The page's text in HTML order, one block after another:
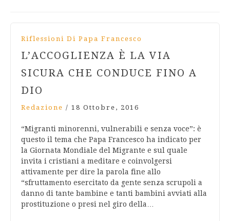
Riflessioni Di Papa Francesco
L’ACCOGLIENZA È LA VIA
SICURA CHE CONDUCE FINO A
DIO
Redazione / 18 Ottobre, 2016
“Migranti minorenni, vulnerabili e senza voce”: è
questo il tema che Papa Francesco ha indicato per
la Giornata Mondiale del Migrante e sul quale
invita i cristiani a meditare e coinvolgersi
attivamente per dire la parola fine allo
“sfruttamento esercitato da gente senza scrupoli a
danno di tante bambine e tanti bambini avviati alla
prostituzione o presi nel giro della…